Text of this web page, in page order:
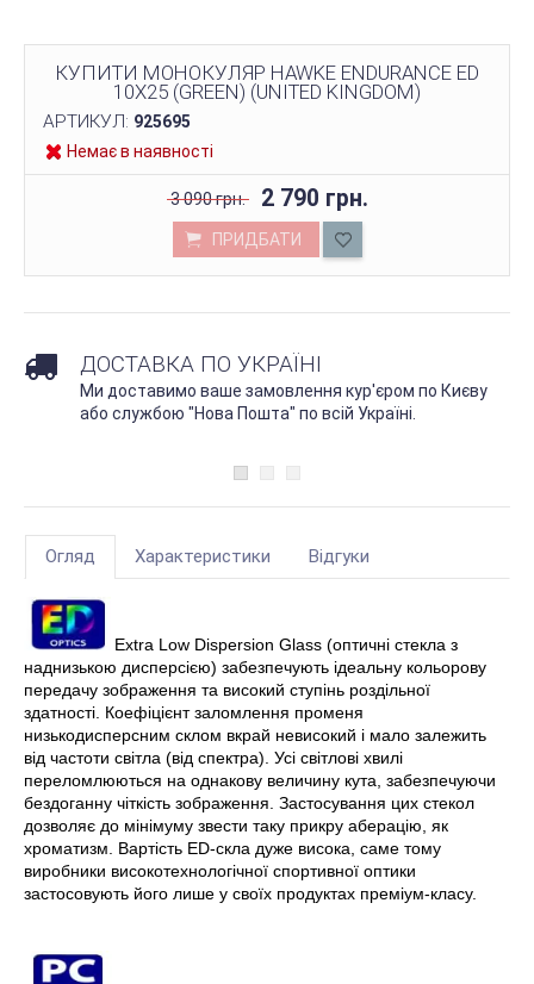
КУПИТИ МОНОКУЛЯР HAWKE ENDURANCE ED
10X25 (GREEN) (UNITED KINGDOM)
АРТИКУЛ: 925695
Немає в наявності
3 090 грн. 2 790 грн.
ПРИДБАТИ
ДОСТАВКА ПО УКРАЇНІ
Ми доставимо ваше замовлення кур'єром по Києву
або службою "Нова Пошта" по всій Україні.
Огляд Характеристики Відгуки
Extra Low Dispersion Glass (оптичні стекла з
наднизькою дисперсією) забезпечують ідеальну кольорову
передачу зображення та високий ступінь роздільної
здатності. Коефіцієнт заломлення променя
низькодисперсним склом вкрай невисокий і мало залежить
від частоти світла (від спектра). Усі світлові хвилі
переломлюються на однакову величину кута, забезпечуючи
бездоганну чіткість зображення. Застосування цих стекол
дозволяє до мінімуму звести таку прикру аберацію, як
хроматизм. Вартість ED-скла дуже висока, саме тому
виробники високотехнологічної спортивної оптики
застосовують його лише у своїх продуктах преміум-класу.